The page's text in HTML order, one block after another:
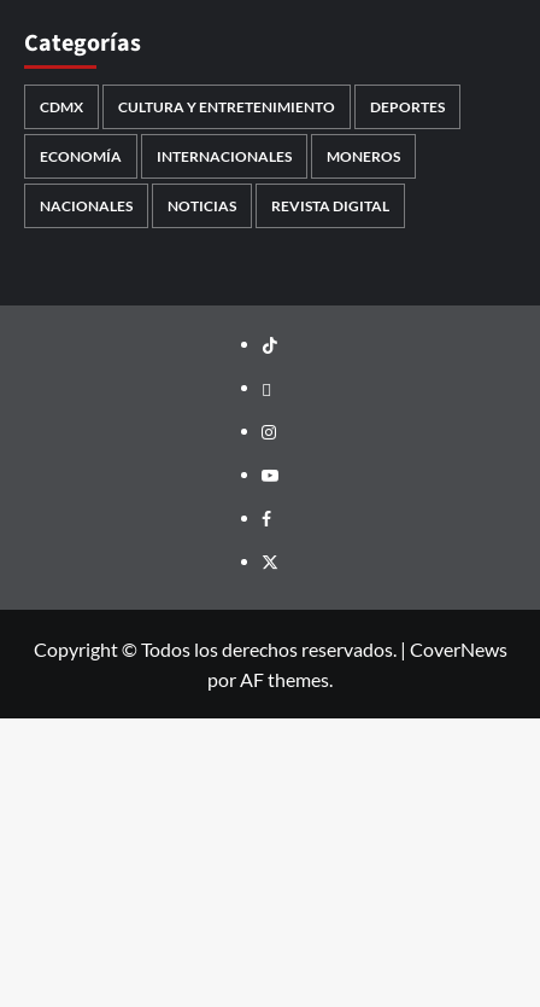
Categorías
CDMX CULTURA Y ENTRETENIMIENTO DEPORTES
ECONOMÍA INTERNACIONALES MONEROS
NACIONALES NOTICIAS REVISTA DIGITAL
TikTok
threads
Instagram
Youtube
Facebook
X
Copyright © Todos los derechos reservados. | CoverNews
por AF themes.